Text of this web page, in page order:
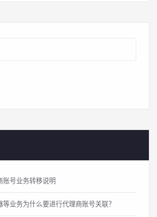
账号业务转移说明
等业务为什么要进行代理商账号关联？